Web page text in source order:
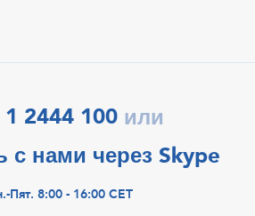
2444 100 или
с нами через Skype
Пят. 8:00 - 16:00 CET